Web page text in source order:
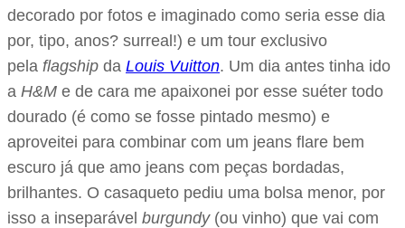
decorado por fotos e imaginado como seria esse dia
por, tipo, anos? surreal!) e um tour exclusivo
pela flagship da Louis Vuitton. Um dia antes tinha ido
a H&M e de cara me apaixonei por esse suéter todo
dourado (é como se fosse pintado mesmo) e
aproveitei para combinar com um jeans flare bem
escuro já que amo jeans com peças bordadas,
brilhantes. O casaqueto pediu uma bolsa menor, por
isso a inseparável burgundy (ou vinho) que vai com